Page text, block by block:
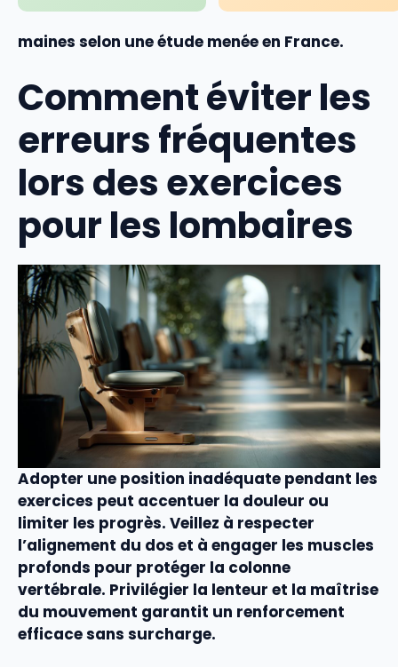
maines selon une étude menée en France.
Comment éviter les
erreurs fréquentes
lors des exercices
pour les lombaires
Adopter une position inadéquate pendant les
exercices peut accentuer la douleur ou
limiter les progrès. Veillez à respecter
l’alignement du dos et à engager les muscles
profonds pour protéger la colonne
vertébrale. Privilégier la lenteur et la maîtrise
du mouvement garantit un renforcement
efficace sans surcharge.